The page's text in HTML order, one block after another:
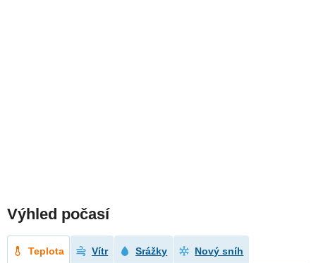
Výhled počasí
Teplota Vítr Srážky Nový sníh